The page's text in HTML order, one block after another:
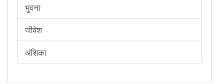
भुवना
जीवेश
अंशिका